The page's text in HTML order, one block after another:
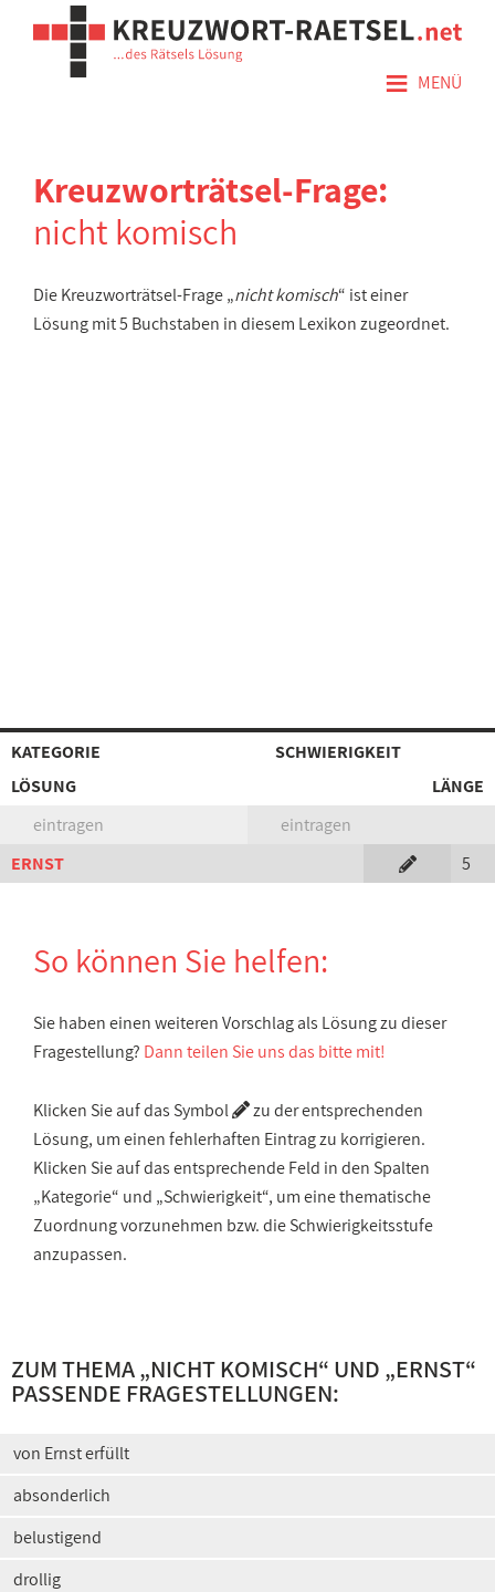
≡ MENÜ
Kreuzworträtsel-Frage:
nicht komisch
Die Kreuzworträtsel-Frage „nicht komisch“ ist einer
Lösung mit 5 Buchstaben in diesem Lexikon zugeordnet.
KATEGORIE
SCHWIERIGKEIT
LÖSUNG
LÄNGE
eintragen
eintragen
ERNST
5
So können Sie helfen:
Sie haben einen weiteren Vorschlag als Lösung zu dieser
Fragestellung? Dann teilen Sie uns das bitte mit!
Klicken Sie auf das Symbol
zu der entsprechenden
Lösung, um einen fehlerhaften Eintrag zu korrigieren.
Klicken Sie auf das entsprechende Feld in den Spalten
„Kategorie“ und „Schwierigkeit“, um eine thematische
Zuordnung vorzunehmen bzw. die Schwierigkeitsstufe
anzupassen.
ZUM THEMA „NICHT KOMISCH“ UND „ERNST“
PASSENDE FRAGESTELLUNGEN:
von Ernst erfüllt
absonderlich
belustigend
drollig